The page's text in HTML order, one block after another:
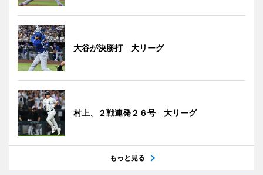
大谷が決勝打 大リーグ
村上、２戦連発２６号 大リーグ
もっと見る